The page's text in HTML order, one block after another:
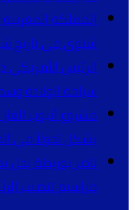
المملكة المغربية
شتوي في تاريخ
الرئيس الأمريكي
سياحة الولادة
مشروع أنبوب
يشكل تحولاً في
ناصر بوريطة يحل
مراسيم تنصيب